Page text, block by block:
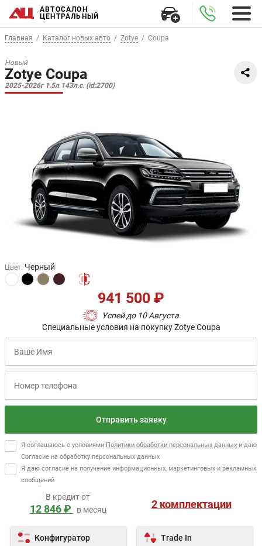
АВТОСАЛОН
ЦЕНТРАЛЬНЫЙ
Главная Каталог новых авто Zotye Coupa
Новый
Zotye Coupa
2025-2026г 1.5л 143л.с. (id:2700)
Цвет: Черный
Успей до 10 Августа
941 500 ₽
Специальные условия на покупку Zotye Coupa
Отправить заявку
Я соглашаюсь с условиями Политики обработки персональных данных и даю
Согласие на обработку персональных данных
Я даю согласие на получение информационных, маркетинговых и рекламных
сообщений
2 комплектации
Конфигуратор Trade In
В кредит от
12 846 ₽ в месяц